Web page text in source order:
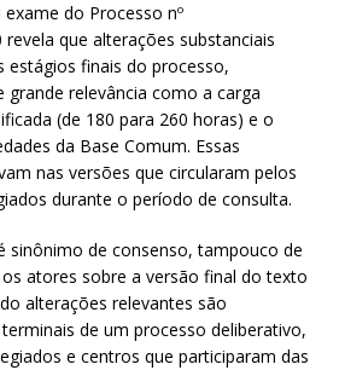
do Processo nº
que alterações substanciais
finais do processo,
relevância como a carga
(de 180 para 260 horas) e o
da Base Comum. Essas
nas versões que circularam pelos
durante o período de consulta.
sinônimo de consenso, tampouco de
atores sobre a versão final do texto
alterações relevantes são
de um processo deliberativo,
e centros que participaram das